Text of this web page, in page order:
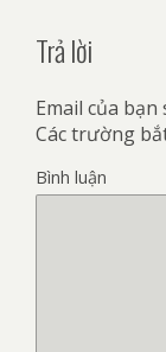
Trả lời
Email của
Các trường
Bình luận